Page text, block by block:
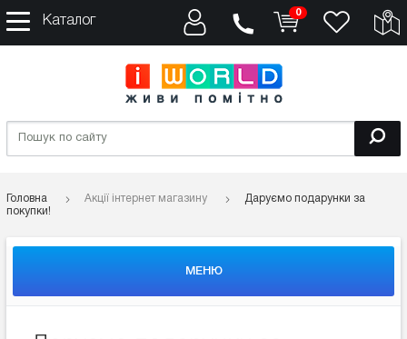
Каталог
0
Головна Акції інтернет магазину
Даруємо подарунки за
покупки!
МЕНЮ